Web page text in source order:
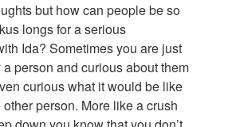
but how can people be so
longs for a serious
Ida? Sometimes you are just
person and curious about them
curious what it would be like
person. More like a crush